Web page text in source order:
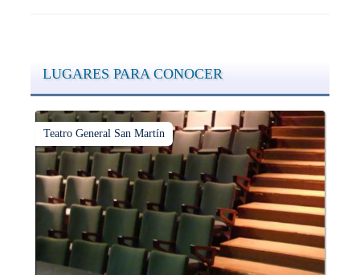
LUGARES PARA CONOCER
Teatro General San Martín